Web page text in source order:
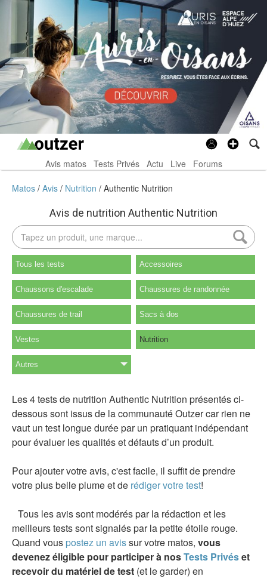
Avis matos Tests Privés Actu Live Forums
Matos Avis Nutrition Authentic Nutrition
Avis de nutrition Authentic Nutrition
Tous les tests Accessoires
Chaussons d'escalade Chaussures de randonnée
Chaussures de trail Sacs à dos
Vestes Nutrition
Autres
Les 4 tests de nutrition Authentic Nutrition présentés ci-
dessous sont issus de la communauté Outzer car rien ne
vaut un test longue durée par un pratiquant indépendant
pour évaluer les qualités et défauts d’un produit.
Pour ajouter votre avis, c'est facile, il suffit de prendre
votre plus belle plume et de rédiger votre test!
Tous les avis sont modérés par la rédaction et les
meilleurs tests sont signalés par la petite étoile rouge.
Quand vous postez un avissur votre matos, vous
devenez éligible pour participer à nosTests Privéset
recevoir du matériel de test (et le garder) en